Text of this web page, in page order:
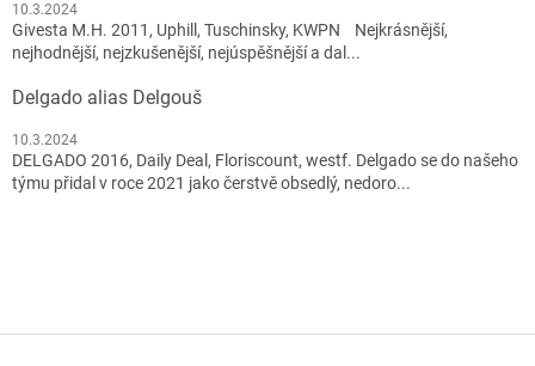
10.3.2024
Givesta M.H. 2011, Uphill, Tuschinsky, KWPN Nejkrásnější,
nejhodnější, nejzkušenější, nejúspěšnější a dal...
Delgado alias Delgouš
10.3.2024
DELGADO 2016, Daily Deal, Floriscount, westf. Delgado se do našeho
týmu přidal v roce 2021 jako čerstvě obsedlý, nedoro...